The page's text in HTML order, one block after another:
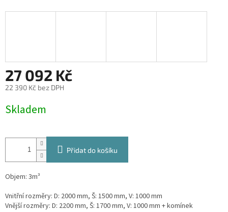
27 092 Kč
22 390 Kč bez DPH
cena:
Skladem
Přidat do košíku
Objem: 3m³
Vnitřní rozměry: D: 2000 mm, Š: 1500 mm, V: 1000 mm
Vnější rozměry: D: 2200 mm, Š: 1700 mm, V: 1000 mm + komínek